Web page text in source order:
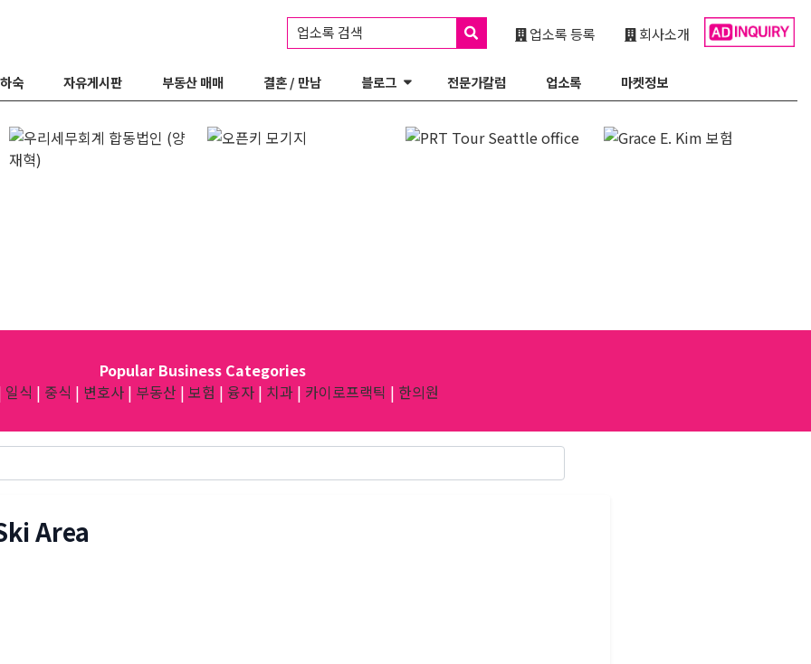
회사소개
업소록 등록
업소록 검색
숙 자유게시판 부동산 매매 결혼 / 만남 블로그 전문가칼럼 업소록 마켓정보
Popular Business Categories
일식 | 중식 | 변호사 | 부동산 | 보험 | 융자 | 치과 | 카이로프랙틱 | 한의원
Area